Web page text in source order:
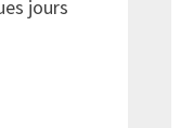
jours